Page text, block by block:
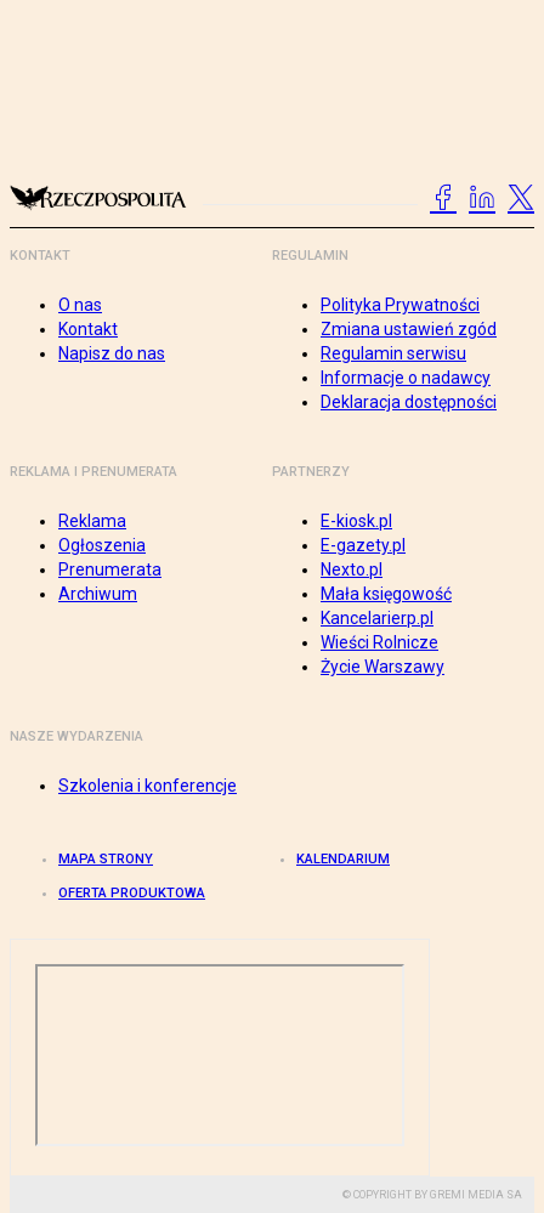
KONTAKT
O nas
Kontakt
Napisz do nas
REGULAMIN
Polityka Prywatności
Zmiana ustawień zgód
Regulamin serwisu
Informacje o nadawcy
Deklaracja dostępności
REKLAMA I PRENUMERATA
Reklama
Ogłoszenia
Prenumerata
Archiwum
PARTNERZY
E-kiosk.pl
E-gazety.pl
Nexto.pl
Mała księgowość
Kancelarierp.pl
Wieści Rolnicze
Życie Warszawy
NASZE WYDARZENIA
Szkolenia i konferencje
MAPA STRONY KALENDARIUM
OFERTA PRODUKTOWA
© COPYRIGHT BY GREMI MEDIA SA